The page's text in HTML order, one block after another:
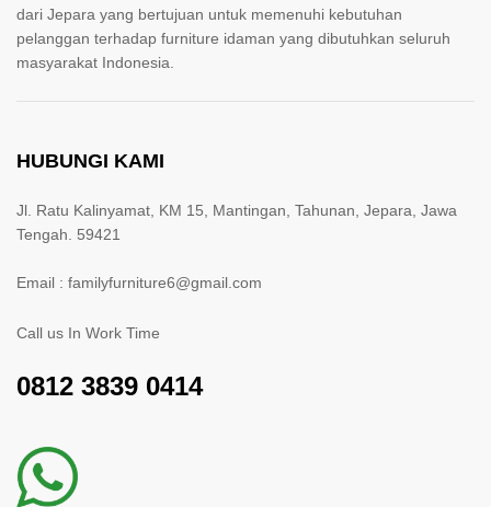
dari Jepara yang bertujuan untuk memenuhi kebutuhan
pelanggan terhadap furniture idaman yang dibutuhkan seluruh
masyarakat Indonesia.
HUBUNGI KAMI
Jl. Ratu Kalinyamat, KM 15, Mantingan, Tahunan, Jepara, Jawa
Tengah. 59421
Email : familyfurniture6@gmail.com
Call us In Work Time
0812 3839 0414